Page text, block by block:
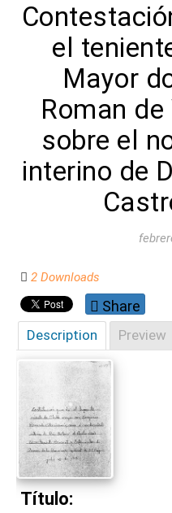
el
Mayor
Roman
sobre el
interino de
2 Downloads
Share
Description Preview
Título: